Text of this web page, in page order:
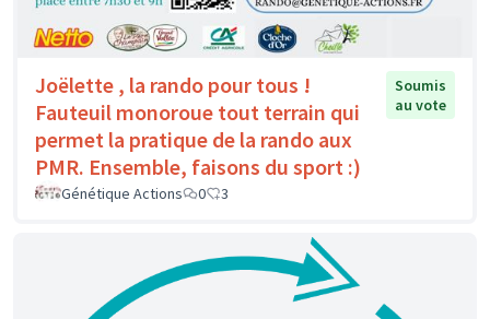
Joëlette , la rando pour tous !
Fauteuil monoroue tout terrain qui
permet la pratique de la rando aux
PMR. Ensemble, faisons du sport :)
Soumis
au vote
Génétique Actions 0 3